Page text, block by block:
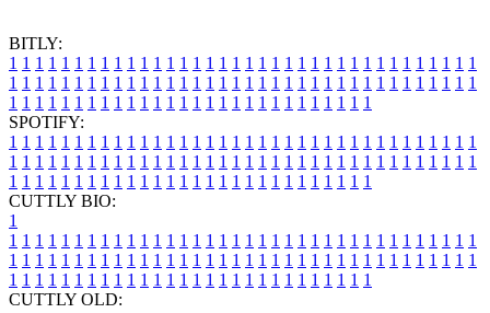
BITLY:
1 1 1 1 1 1 1 1 1 1 1 1 1 1 1 1 1 1 1 1 1 1 1 1 1 1 1 1 1 1 1 1 1 1 1 1
1 1 1 1 1 1 1 1 1 1 1 1 1 1 1 1 1 1 1 1 1 1 1 1 1 1 1 1 1 1 1 1 1 1 1 1
1 1 1 1 1 1 1 1 1 1 1 1 1 1 1 1 1 1 1 1 1 1 1 1 1 1 1 1
SPOTIFY:
1 1 1 1 1 1 1 1 1 1 1 1 1 1 1 1 1 1 1 1 1 1 1 1 1 1 1 1 1 1 1 1 1 1 1 1
1 1 1 1 1 1 1 1 1 1 1 1 1 1 1 1 1 1 1 1 1 1 1 1 1 1 1 1 1 1 1 1 1 1 1 1
1 1 1 1 1 1 1 1 1 1 1 1 1 1 1 1 1 1 1 1 1 1 1 1 1 1 1 1
CUTTLY BIO:
1
1 1 1 1 1 1 1 1 1 1 1 1 1 1 1 1 1 1 1 1 1 1 1 1 1 1 1 1 1 1 1 1 1 1 1 1
1 1 1 1 1 1 1 1 1 1 1 1 1 1 1 1 1 1 1 1 1 1 1 1 1 1 1 1 1 1 1 1 1 1 1 1
1 1 1 1 1 1 1 1 1 1 1 1 1 1 1 1 1 1 1 1 1 1 1 1 1 1 1 1
CUTTLY OLD: